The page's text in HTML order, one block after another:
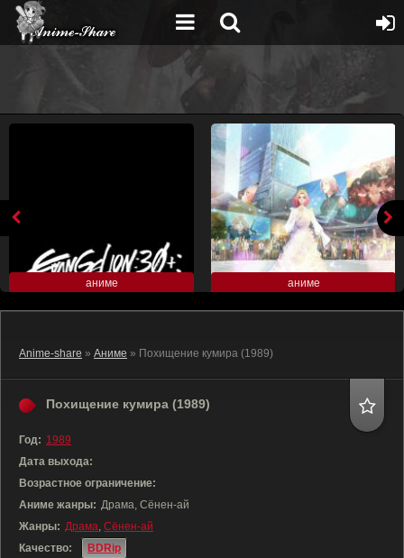
аниме аниме
Anime-share » Аниме » Похищение кумира (1989)
Похищение кумира (1989)
Год: 1989
Дата выхода:
Возрастное ограничение:
Аниме жанры: Драма, Сёнен-ай
Жанры: Драма, Сёнен-ай
Качество:
BDRip